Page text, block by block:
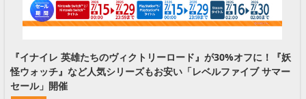
『イナイレ 英雄たちのヴィクトリーロード』が30%オフに！『妖
怪ウォッチ』など人気シリーズもお安い「レベルファイブ サマー
セール」開催